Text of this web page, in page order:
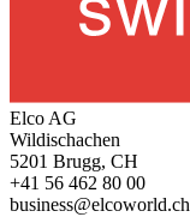
Elco AG
Wildischachen
5201 Brugg, CH
+41 56 462 80 00
business@elcoworld.ch